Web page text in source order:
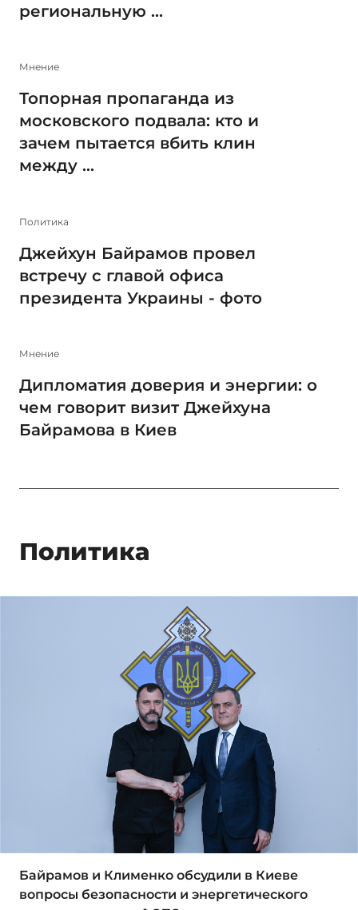
региональную ...
Мнение
Топорная пропаганда из
московского подвала: кто и
зачем пытается вбить клин
между ...
Политика
Джейхун Байрамов провел
встречу с главой офиса
президента Украины - фото
Мнение
Дипломатия доверия и энергии: о
чем говорит визит Джейхуна
Байрамова в Киев
Политика
Байрамов и Клименко обсудили в Киеве
вопросы безопасности и энергетического